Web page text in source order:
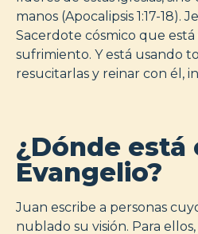
manos (Apocalipsis 1:17-18).
Sacerdote cósmico que está
sufrimiento. Y está usando
resucitarlas y reinar con él,
¿Dónde está
Evangelio?
Juan escribe a personas
nublado su visión. Para